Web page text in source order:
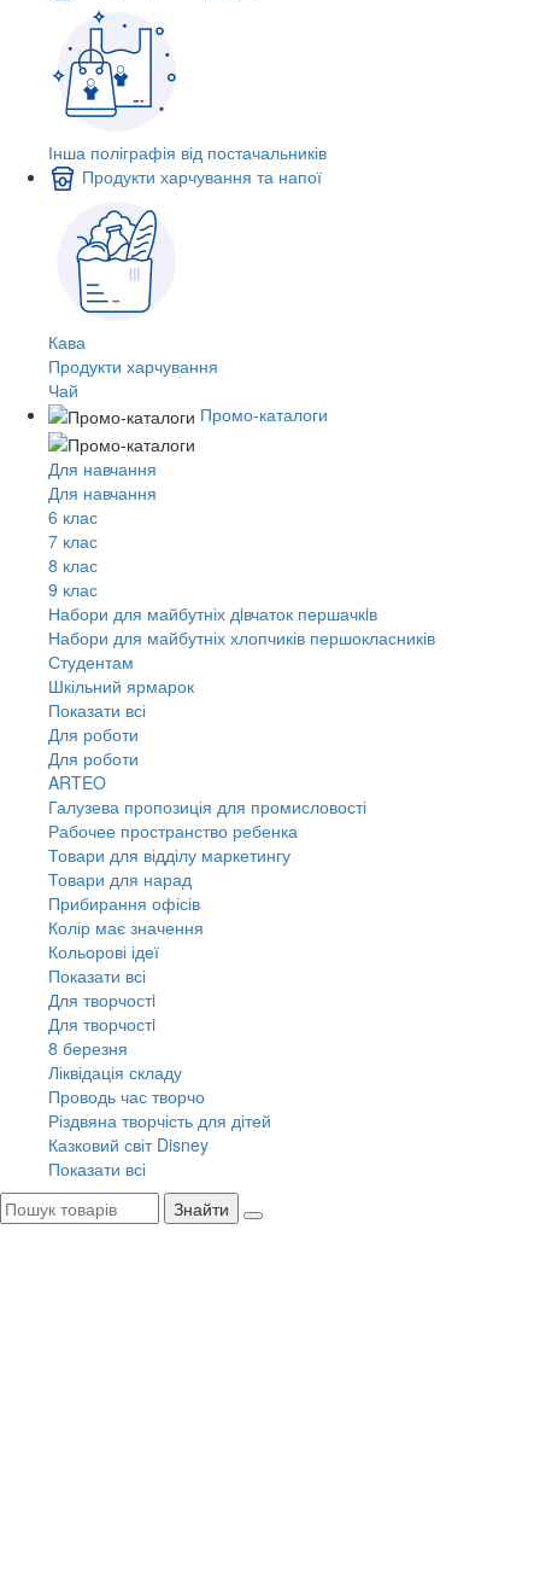
Інша поліграфія від постачальників
Продукти харчування та напої
Кава
Продукти харчування
Чай
Промо-каталоги
Для навчання
Для навчання
6 клас
7 клас
8 клас
9 клас
Набори для майбутніх дiвчаток першачкiв
Набори для майбутніх хлопчиків першокласників
Студентам
Шкільний ярмарок
Показати всі
Для роботи
Для роботи
ARTEO
Галузева пропозиція для промисловості
Рабочее пространство ребенка
Товари для відділу маркетингу
Товари для нарад
Прибирання офісів
Колір має значення
Кольорові ідеї
Показати всі
Для творчостi
Для творчостi
8 березня
Ліквідація складу
Проводь час творчо
Різдвяна творчість для дітей
Казковий світ Disney
Показати всі
Знайти